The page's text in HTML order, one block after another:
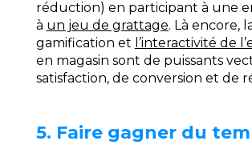
réduction) en participant à une
à un jeu de grattage. Là encore,
gamification et l’interactivité de
en magasin sont de puissants
satisfaction, de conversion et de
5. Faire gagner du